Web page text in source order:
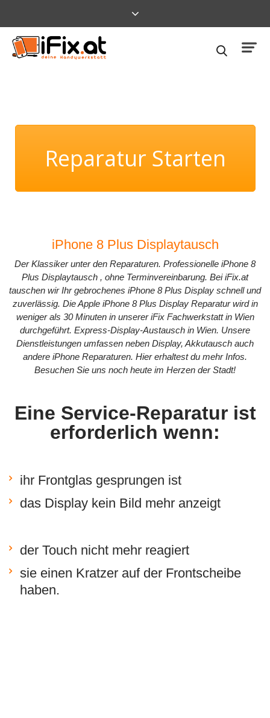
Reparatur Starten
iPhone 8 Plus Displaytausch
Der Klassiker unter den Reparaturen. Professionelle iPhone 8
Plus Displaytausch , ohne Terminvereinbarung. BeiiFix.at
tauschen wir Ihr gebrochenes iPhone 8 Plus Display schnell und
zuverlässig. Die Apple iPhone 8 Plus Display Reparatur wird in
weniger als 30 Minuten in unserer iFix Fachwerkstatt in Wien
durchgeführt. Express-Display-Austausch in Wien. Unsere
Dienstleistungen umfassen neben Display, Akkutausch auch
andere iPhone Reparaturen. Hiererhaltest du mehr Infos.
Besuchen Sie uns noch heute im Herzen der Stadt!
Eine Service-Reparatur ist
erforderlich wenn:
ihr Frontglas gesprungen ist
das Display kein Bild mehr anzeigt
der Touch nicht mehr reagiert
sie einen Kratzer auf der Frontscheibe
haben.